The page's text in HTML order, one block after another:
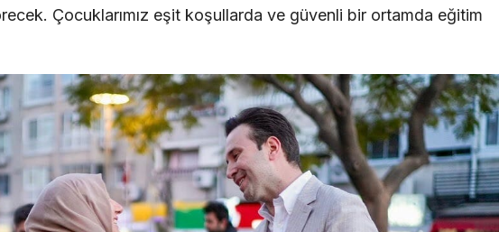
Çocuklarımız eşit koşullarda ve güvenli bir ortamda eğitim